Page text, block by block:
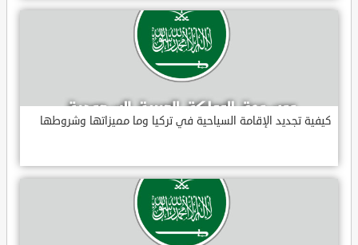
كيفية تجديد الإقامة السياحية في تركيا وما مميزاتها وشروطها